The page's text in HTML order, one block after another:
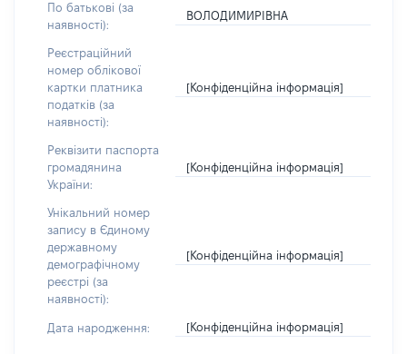
По батькові (за
наявності):
ВОЛОДИМИРІВНА
Реєстраційний
номер облікової
картки платника
податків (за
наявності):
[Конфіденційна інформація]
Реквізити паспорта
громадянина
України:
[Конфіденційна інформація]
Унікальний номер
запису в Єдиному
державному
демографічному
реєстрі (за
наявності):
[Конфіденційна інформація]
Дата народження: [Конфіденційна інформація]